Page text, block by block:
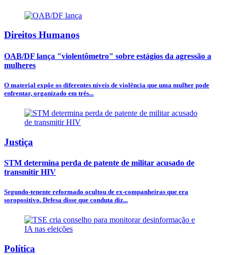
Direitos Humanos
OAB/DF lança "violentômetro" sobre estágios da agressão a
mulheres
O material expõe os diferentes níveis de violência que uma mulher pode
enfrentar, organizado em três...
Justiça
STM determina perda de patente de militar acusado de
transmitir HIV
Segundo-tenente reformado ocultou de ex-companheiras que era
soropositivo. Defesa disse que conduta diz...
Política